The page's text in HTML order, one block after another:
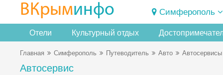
ВКрыминфо Симферополь
Отели Культурный отдых
Главная Симферополь Путеводитель Авто Автосервисы
Автосервис